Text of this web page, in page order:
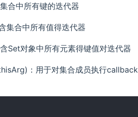
合中所有键的迭代器
集合中所有值得迭代器
Set对象中所有元素得键值对迭代器
：用于对集合成员执行